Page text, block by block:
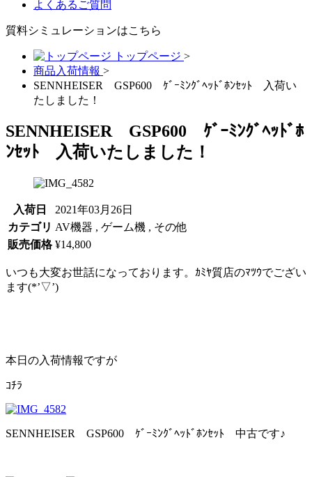
よくあるご質問
質料シミュレーションはこちら
トップページ >
商品入荷情報 >
SENNHEISER GSP600 ｹﾞｰﾐﾝｸﾞﾍｯﾄﾞﾎﾝｾｯﾄ 入荷い
たしました！
SENNHEISER GSP600 ｹﾞｰﾐﾝｸﾞﾍｯﾄﾞﾎ
ﾝｾｯﾄ 入荷いたしました！
入荷日
2021年03月26日
カテゴリ AV機器 , ゲーム機 , その他
販売価格 ¥14,800
いつも大変お世話になっております。ｶﾐﾔ質店のﾏﾂｳでござい
ます(*’▽’)
本日の入荷情報ですが
ｺﾁﾗ
SENNHEISER GSP600 ｹﾞｰﾐﾝｸﾞﾍｯﾄﾞﾎﾝｾｯﾄ 中古です♪